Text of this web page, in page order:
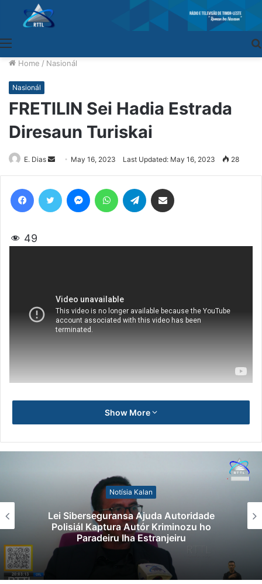
Home / Nasionál
Nasionál
FRETILIN Sei Hadia Estrada
Diresaun Turiskai
E. Dias
Send
an
May 16, 2023 Last Updated: May 16, 2023 28
49
Show More
Notísia Kalan
Kazu Transferénsia Osan Millaun 42 Husi
Singapura, Advogadu Sei Halo Rekursu